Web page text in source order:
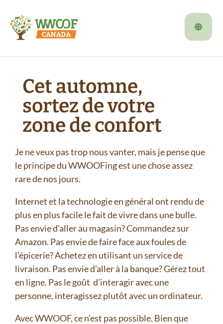
Cet automne,
sortez de votre
zone de confort
Je ne veux pas trop nous vanter, mais je pense que
le principe du WWOOFing est une chose assez
rare de nos jours.
Internet et la technologie en général ont rendu de
plus en plus facile le fait de vivre dans une bulle.
Pas envie d’aller au magasin? Commandez sur
Amazon. Pas envie de faire face aux foules de
l’épicerie? Achetez en utilisant un service de
livraison. Pas envie d’aller à la banque? Gérez tout
en ligne. Pas le goût d’interagir avec une
personne, interagissez plutôt avec un ordinateur.
Avec WWOOF, ce n’est pas possible. Bien que